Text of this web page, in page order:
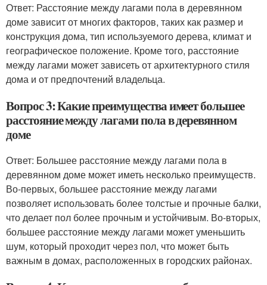
Ответ: Расстояние между лагами пола в деревянном
доме зависит от многих факторов, таких как размер и
конструкция дома, тип используемого дерева, климат и
географическое положение. Кроме того, расстояние
между лагами может зависеть от архитектурного стиля
дома и от предпочтений владельца.
Вопрос 3: Какие преимущества имеет большее
расстояние между лагами пола в деревянном
доме
Ответ: Большее расстояние между лагами пола в
деревянном доме может иметь несколько преимуществ.
Во-первых, большее расстояние между лагами
позволяет использовать более толстые и прочные балки,
что делает пол более прочным и устойчивым. Во-вторых,
большее расстояние между лагами может уменьшить
шум, который проходит через пол, что может быть
важным в домах, расположенных в городских районах.